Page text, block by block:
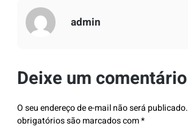
admin
Deixe um comentário
O seu endereço de e-mail não será publicado.
obrigatórios são marcados com*